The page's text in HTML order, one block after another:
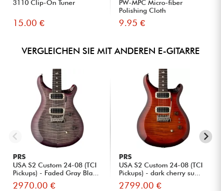
3110 Clip-On Tuner
15.00 €
PW-MPC Micro-fiber
Polishing Cloth
9.95 €
VERGLEICHEN SIE MIT ANDEREN E-GITARRE
PRS
USA S2 Custom 24-08 (TCI
Pickups) - Faded Gray Bla...
2970.00 €
PRS
USA S2 Custom 24-08 (TCI
Pickups) - dark cherry su...
2799.00 €